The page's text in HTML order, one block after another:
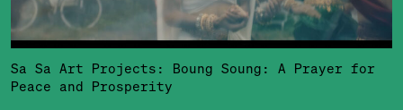
Sa Sa Art Projects: Boung Soung: A Prayer for
Peace and Prosperity